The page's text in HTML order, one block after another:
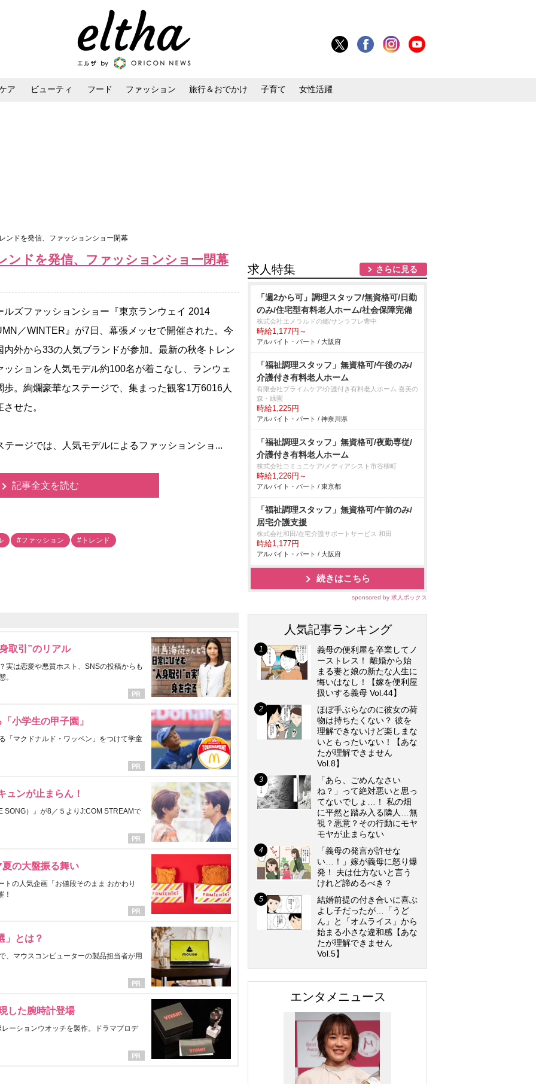
ア ビューティ フード ファッション 旅行＆おでかけ 子育て 女性活躍
ンドを発信、ファッションショー閉幕
ンドを発信、ファッションショー閉幕
ズファッションショー『東京ランウェイ 2014
／WINTER』が7日、幕張メッセで開催された。今
内外から33の人気ブランドが参加。最新の秋冬トレン
ッションを人気モデル約100名が着こなし、ランウェ
歩。絢爛豪華なステージで、集まった観客1万6016人
せた。
ージでは、人気モデルによるファッションショ...
記事全文を読む
#ファッション #トレンド
取引”のリアル
実は恋愛や悪質ホスト、SNSの投稿からも
。
小学生の甲子園」
「マクドナルド・ワッペン」をつけて学童
ュンが止まらん！
SONG）』が8／５よりJ:COM STREAMで
の大盤振る舞い
の人気企画「お値段そのまま おかわり
！
」とは？
、マウスコンピューターの製品担当者が用
した腕時計登場
ーションウオッチを製作。ドラマプロデ
求人特集 さらに見る
「週2から可」調理スタッフ/無資格可/日勤
のみ/住宅型有料老人ホーム/社会保障完備
株式会社エメラルドの郷/サンラフレ豊中
時給1,177円～
アルバイト・パート / 大阪府
「福祉調理スタッフ」無資格可/午後のみ/
介護付き有料老人ホーム
有限会社プライムケア/介護付き有料老人ホーム 喜美の
森・緑園
時給1,225円
アルバイト・パート / 神奈川県
「福祉調理スタッフ」無資格可/夜勤専従/
介護付き有料老人ホーム
株式会社コミュニケア/メディアシスト市谷柳町
時給1,226円～
アルバイト・パート / 東京都
「福祉調理スタッフ」無資格可/午前のみ/
居宅介護支援
株式会社和田/在宅介護サポートサービス 和田
時給1,177円
アルバイト・パート / 大阪府
続きはこちら
sponsored by 求人ボックス
人気記事ランキング
義母の便利屋を卒業してノ
ーストレス！ 離婚から始
まる妻と娘の新たな人生に
悔いはなし！【嫁を便利屋
扱いする義母 Vol.44】
ほぼ手ぶらなのに彼女の荷
物は持ちたくない？ 彼を
理解できないけど楽しまな
いともったいない！【あな
たが理解できません
Vol.8】
「あら、ごめんなさい
ね？」って絶対悪いと思っ
てないでしょ…！ 私の畑
に平然と踏み入る隣人…無
視？悪意？その行動にモヤ
モヤが止まらない
「義母の発言が許せな
い…！」嫁が義母に怒り爆
発！ 夫は仕方ないと言う
けれど諦めるべき？
結婚前提の付き合いに喜ぶ
よし子だったが…「うど
ん」と「オムライス」から
始まる小さな違和感【あな
たが理解できません
Vol.5】
エンタメニュース